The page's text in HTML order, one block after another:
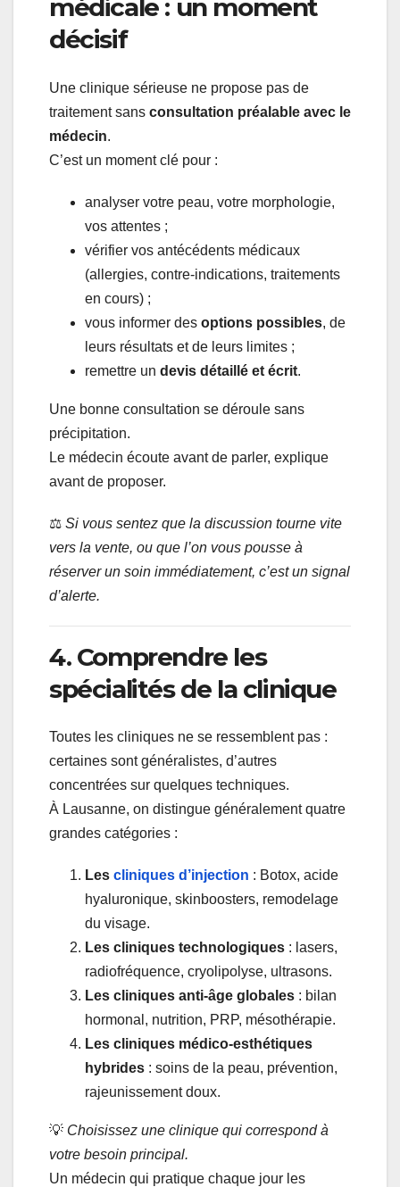
médicale : un moment
décisif
Une clinique sérieuse ne propose pas de
traitement sans consultation préalable avec le
médecin.
C’est un moment clé pour :
analyser votre peau, votre morphologie,
vos attentes ;
vérifier vos antécédents médicaux
(allergies, contre-indications, traitements
en cours) ;
vous informer des options possibles, de
leurs résultats et de leurs limites ;
remettre un devis détaillé et écrit.
Une bonne consultation se déroule sans
précipitation.
Le médecin écoute avant de parler, explique
avant de proposer.
⚖️ Si vous sentez que la discussion tourne vite
vers la vente, ou que l’on vous pousse à
réserver un soin immédiatement, c’est un signal
d’alerte.
4. Comprendre les
spécialités de la clinique
Toutes les cliniques ne se ressemblent pas :
certaines sont généralistes, d’autres
concentrées sur quelques techniques.
À Lausanne, on distingue généralement quatre
grandes catégories :
Les cliniques d’injection : Botox, acide
hyaluronique, skinboosters, remodelage
du visage.
Les cliniques technologiques : lasers,
radiofréquence, cryolipolyse, ultrasons.
Les cliniques anti-âge globales : bilan
hormonal, nutrition, PRP, mésothérapie.
Les cliniques médico-esthétiques
hybrides : soins de la peau, prévention,
rajeunissement doux.
💡 Choisissez une clinique qui correspond à
votre besoin principal.
Un médecin qui pratique chaque jour les